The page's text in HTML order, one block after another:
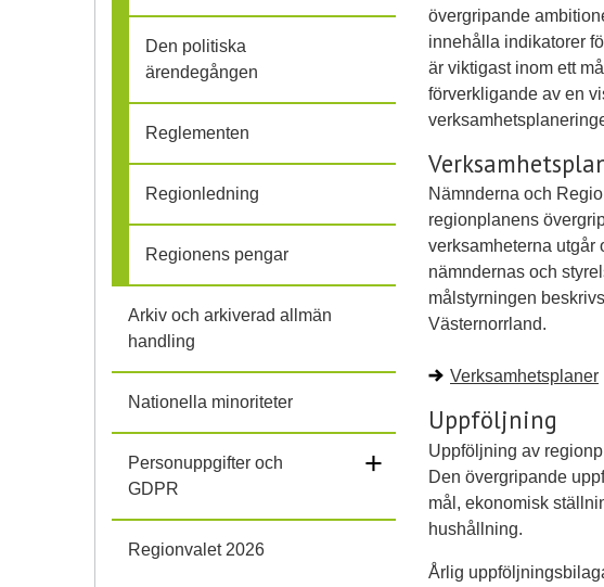
p
Den politiska
ärendegången
Reglementen
Regionledning
Regionens pengar
Arkiv och arkiverad allmän
handling
Nationella minoriteter
Personuppgifter och
GDPR
+
Regionvalet 2026
övergripande
innehålla indikatorer
är viktigast inom ett
förverkligande av en
Nämnderna och
regionplanens
verksamheterna utgår
nämndernas och
målstyrningen
Västernorrland.
Verksamhetsplaner
Uppföljning
Uppföljning av
Den övergripande
mål, ekonomisk
hushållning.
Årlig